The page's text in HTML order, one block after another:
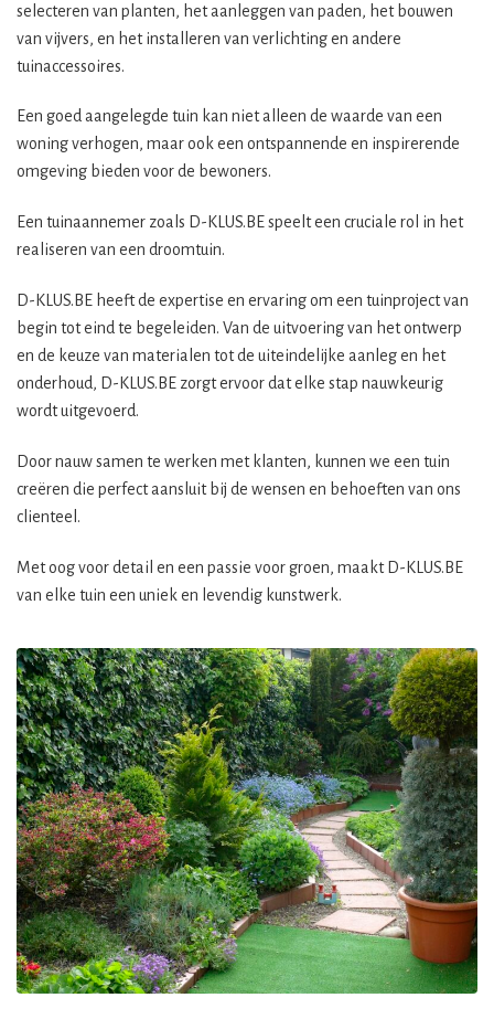
selecteren van planten, het aanleggen van paden, het bouwen
van vijvers, en het installeren van verlichting en andere
tuinaccessoires.
Een goed aangelegde tuin kan niet alleen de waarde van een
woning verhogen, maar ook een ontspannende en inspirerende
omgeving bieden voor de bewoners.
Een tuinaannemer zoals D-KLUS.BE speelt een cruciale rol in het
realiseren van een droomtuin.
D-KLUS.BE heeft de expertise en ervaring om een tuinproject van
begin tot eind te begeleiden. Van de uitvoering van het ontwerp
en de keuze van materialen tot de uiteindelijke aanleg en het
onderhoud, D-KLUS.BE zorgt ervoor dat elke stap nauwkeurig
wordt uitgevoerd.
Door nauw samen te werken met klanten, kunnen we een tuin
creëren die perfect aansluit bij de wensen en behoeften van ons
clienteel.
Met oog voor detail en een passie voor groen, maakt D-KLUS.BE
van elke tuin een uniek en levendig kunstwerk.